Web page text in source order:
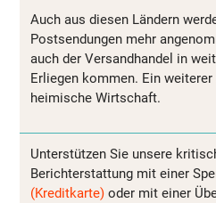
Auch aus diesen Ländern
Postsendungen mehr
auch der Versandhandel in
Erliegen kommen. Ein
heimische Wirtschaft.
Unterstützen Sie unsere
Berichterstattung mit einer
(Kreditkarte) oder mit einer